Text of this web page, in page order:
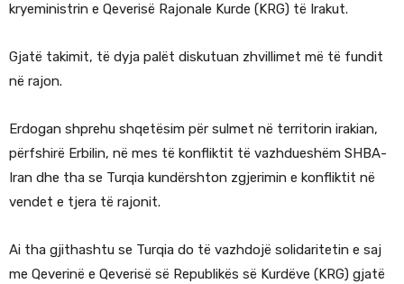
kryeministrin e Qeverisë Rajonale Kurde (KRG) të Irakut.
Gjatë takimit, të dyja palët diskutuan zhvillimet më të fundit
në rajon.
Erdogan shprehu shqetësim për sulmet në territorin irakian,
përfshirë Erbilin, në mes të konfliktit të vazhdueshëm SHBA-
Iran dhe tha se Turqia kundërshton zgjerimin e konfliktit në
vendet e tjera të rajonit.
Ai tha gjithashtu se Turqia do të vazhdojë solidaritetin e saj
me Qeverinë e Qeverisë së Republikës së Kurdëve (KRG) gjatë